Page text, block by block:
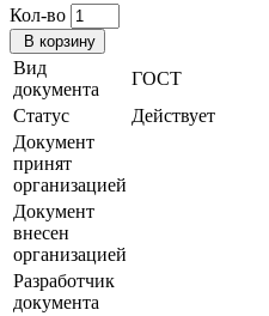
Кол-во
В корзину
Вид
документа
ГОСТ
Статус
Действует
Документ
принят
организацией
Документ
внесен
организацией
Разработчик
документа